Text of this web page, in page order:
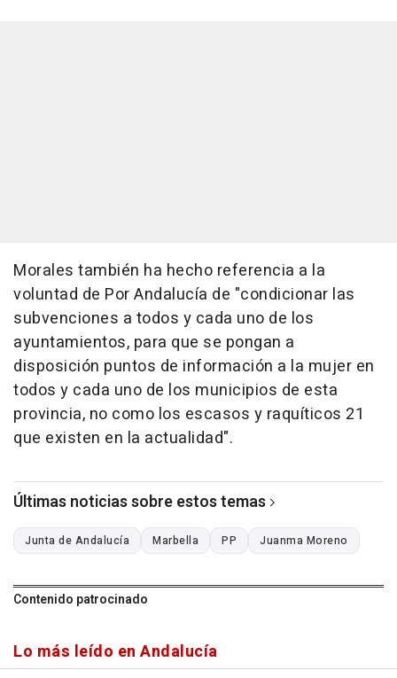
Morales también ha hecho referencia a la
voluntad de Por Andalucía de "condicionar las
subvenciones a todos y cada uno de los
ayuntamientos, para que se pongan a
disposición puntos de información a la mujer en
todos y cada uno de los municipios de esta
provincia, no como los escasos y raquíticos 21
que existen en la actualidad".
Últimas noticias sobre estos temas
Junta de Andalucía Marbella PP Juanma Moreno
Contenido patrocinado
Lo más leído en Andalucía